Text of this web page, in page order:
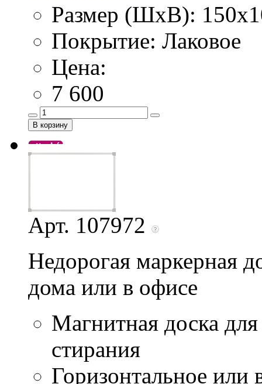
Размер (ШхВ):
Покрытие: Лаковое
Цена:
7 600
Арт. 107972
Недорогая маркерная
дома или в офисе
Магнитная доска
стирания
Горизонтальное или